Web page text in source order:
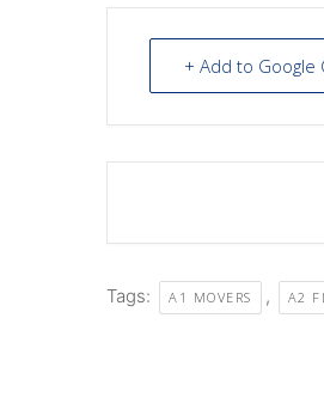
+ Add to Google
Tags: A1 MOVERS , A2